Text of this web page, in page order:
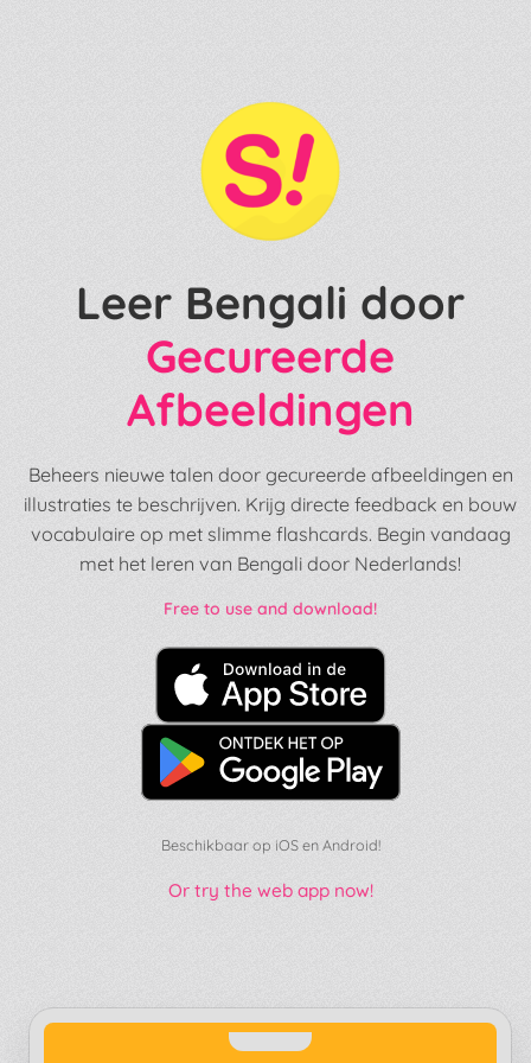
Leer Bengali door
Gecureerde
Afbeeldingen
Beheers nieuwe talen door gecureerde afbeeldingen en
illustraties te beschrijven. Krijg directe feedback en bouw
vocabulaire op met slimme flashcards. Begin vandaag
met het leren van Bengali door Nederlands!
Free to use and download!
Beschikbaar op iOS en Android!
Or try the web app now!